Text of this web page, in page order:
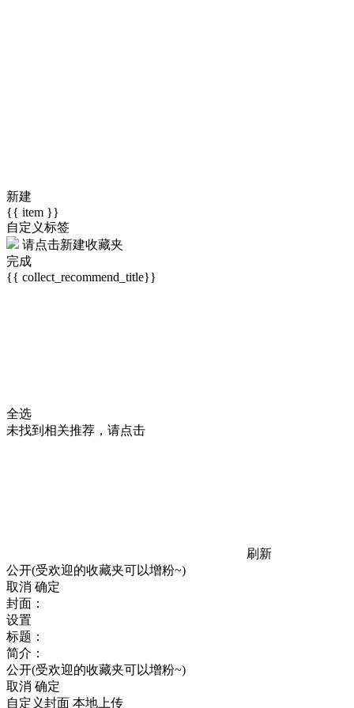
新建
{{ item }}
自定义标签
请点击新建收藏夹
完成
{{ collect_recommend_title}}
全选
未找到相关推荐，请点击
刷新
公开(受欢迎的收藏夹可以增粉~)
取消 确定
封面：
设置
标题：
简介：
公开(受欢迎的收藏夹可以增粉~)
取消 确定
自定义封面 本地上传